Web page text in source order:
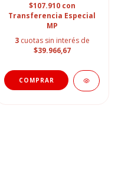
$107.910 con
Transferencia Especial
MP
3 cuotas sin interés de
$39.966,67